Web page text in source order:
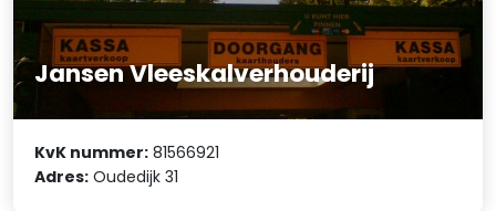
Jansen Vleeskalverhouderij
KvK nummer: 81566921
Adres: Oudedijk 31